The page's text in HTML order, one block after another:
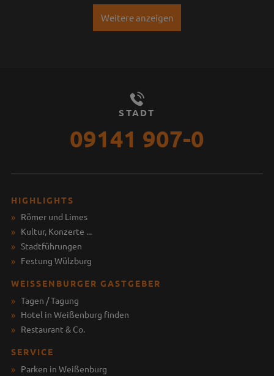
Weitere anzeigen
STADT
09141 907-0
HIGHLIGHTS
Römer und Limes
Kultur, Konzerte ...
Stadtführungen
Festung Wülzburg
WEISSENBURGER GASTGEBER
Tagen / Tagung
Hotel in Weißenburg finden
Restaurant & Co.
SERVICE
Parken in Weißenburg